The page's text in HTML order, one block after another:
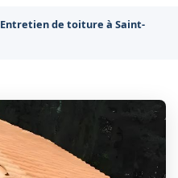
Entretien de toiture à Saint-